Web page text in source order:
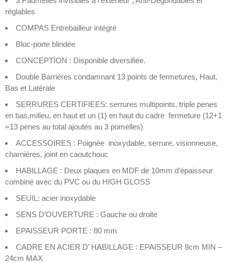
réglables
COMPAS Entrebailleur intégré
Bloc-porte blindée
CONCEPTİON : Disponible diversifiée.
Double Barrières condamnant 13 points de fermetures, Haut,
Bas et Latérale
SERRURES CERTIFIEES: serrures multipoints, triple penes
en bas,milieu, en haut et un (1) en haut du cadre fermeture (12+1
=13 penes au total ajoutés au 3 pomelles)
ACCESSOIRES : Poignée inoxydable, serrure, visionneuse,
charnières, joint en caoutchouc
HABILLAGE : Deux plaques en MDF de 10mm d’épaisseur
combiné avec du PVC ou du HIGH GLOSS
SEUIL: acier inoxydable
SENS D’OUVERTURE : Gauche ou droite
EPAISSEUR PORTE : 80 mm
CADRE EN ACIER D’ HABILLAGE : EPAISSEUR 8cm MIN –
24cm MAX